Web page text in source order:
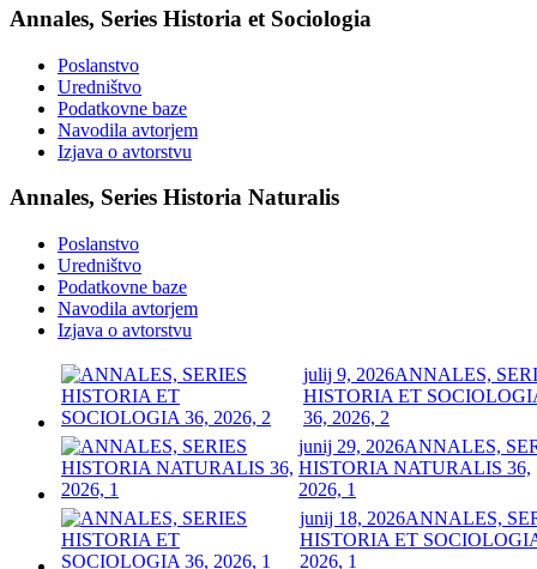
Annales, Series Historia et Sociologia
Poslanstvo
Uredništvo
Podatkovne baze
Navodila avtorjem
Izjava o avtorstvu
Annales, Series Historia Naturalis
Poslanstvo
Uredništvo
Podatkovne baze
Navodila avtorjem
Izjava o avtorstvu
julij 9, 2026ANNALES,
HISTORIA ET
36, 2026, 2
junij 29, 2026ANNALES,
HISTORIA NATURALIS 36,
2026, 1
junij 18, 2026ANNALES,
HISTORIA ET
2026, 1